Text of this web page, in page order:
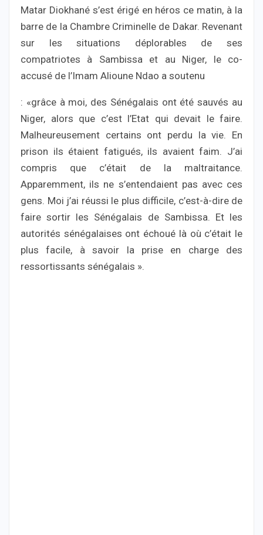
Matar Diokhané s’est érigé en héros ce matin, à la
barre de la Chambre Criminelle de Dakar. Revenant
sur les situations déplorables de ses
compatriotes à Sambissa et au Niger, le co-
accusé de l’Imam Alioune Ndao a soutenu
: «grâce à moi, des Sénégalais ont été sauvés au
Niger, alors que c’est l’Etat qui devait le faire.
Malheureusement certains ont perdu la vie. En
prison ils étaient fatigués, ils avaient faim. J’ai
compris que c’était de la maltraitance.
Apparemment, ils ne s’entendaient pas avec ces
gens. Moi j’ai réussi le plus difficile, c’est-à-dire de
faire sortir les Sénégalais de Sambissa. Et les
autorités sénégalaises ont échoué là où c’était le
plus facile, à savoir la prise en charge des
ressortissants sénégalais ».